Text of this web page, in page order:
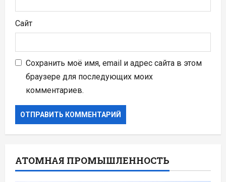
Сайт
Сохранить моё имя, email и адрес сайта в этом
браузере для последующих моих
комментариев.
АТОМНАЯ ПРОМЫШЛЕННОСТЬ